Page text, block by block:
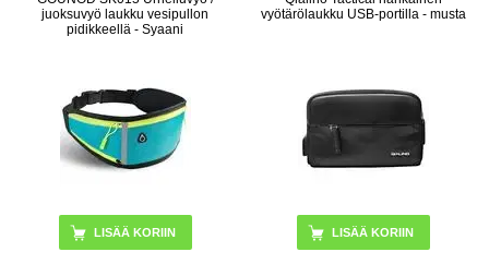
juoksuvyö laukku vesipullon
pidikkeellä - Syaani
vyötärölaukku USB-portilla - musta